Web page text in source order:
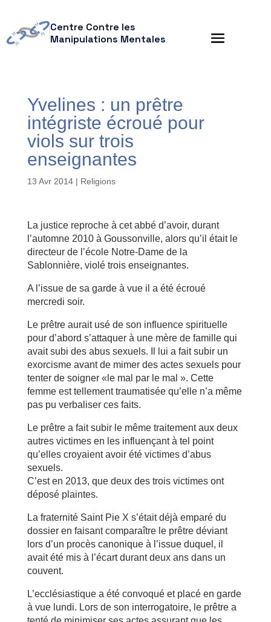
Centre Contre les
Manipulations Mentales
Yvelines : un prêtre
intégriste écroué pour
viols sur trois
enseignantes
13 Avr 2014| Religions
La justice reproche à cet abbé d’avoir, durant
l’automne 2010 à Goussonville, alors qu’il était le
directeur de l’école Notre-Dame de la
Sablonnière, violé trois enseignantes.
A l’issue de sa garde à vue il a été écroué
mercredi soir.
Le prêtre aurait usé de son influence spirituelle
pour d’abord s’attaquer à une mère de famille qui
avait subi des abus sexuels. Il lui a fait subir un
exorcisme avant de mimer des actes sexuels pour
tenter de soigner «le mal par le mal ». Cette
femme est tellement traumatisée qu’elle n’a même
pas pu verbaliser ces faits.
Le prêtre a fait subir le même traitement aux deux
autres victimes en les influençant à tel point
qu’elles croyaient avoir été victimes d’abus
sexuels.
C’est en 2013, que deux des trois victimes ont
déposé plaintes.
La fraternité Saint Pie X s’était déjà emparé du
dossier en faisant comparaître le prêtre déviant
lors d’un procès canonique à l’issue duquel, il
avait été mis à l’écart durant deux ans dans un
couvent.
L’ecclésiastique a été convoqué et placé en garde
à vue lundi. Lors de son interrogatoire, le prêtre a